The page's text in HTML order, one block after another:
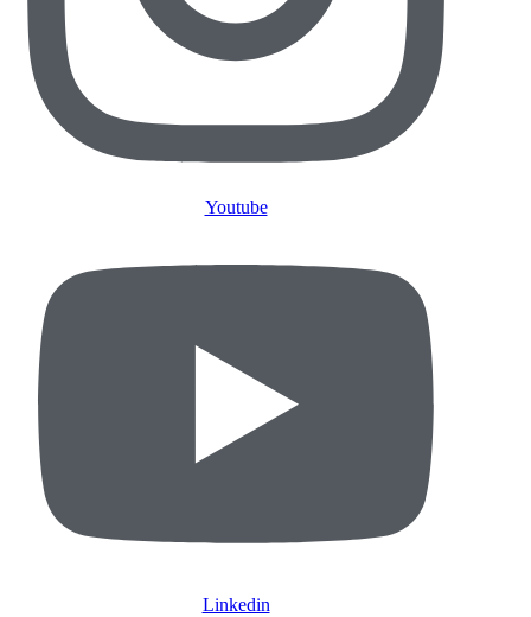
Youtube
Linkedin